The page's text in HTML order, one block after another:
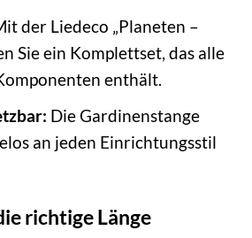
der Liedeco „Planeten –
Sie ein Komplettset, das alle
enthält.
Die Gardinenstange
an jeden Einrichtungsstil
richtige Länge